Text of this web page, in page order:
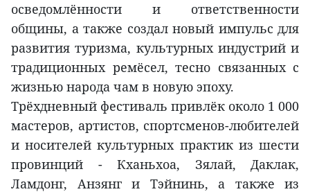
осведомлённости и ответственности
общины, а также создал новый импульс для
развития туризма, культурных индустрий и
традиционных ремёсел, тесно связанных с
жизнью народа чам в новую эпоху.
Трёхдневный фестиваль привлёк около 1 000
мастеров, артистов, спортсменов-любителей
и носителей культурных практик из шести
провинций - Кханьхоа, Зялай, Даклак,
Ламдонг, Анзянг и Тэйнинь, а также из